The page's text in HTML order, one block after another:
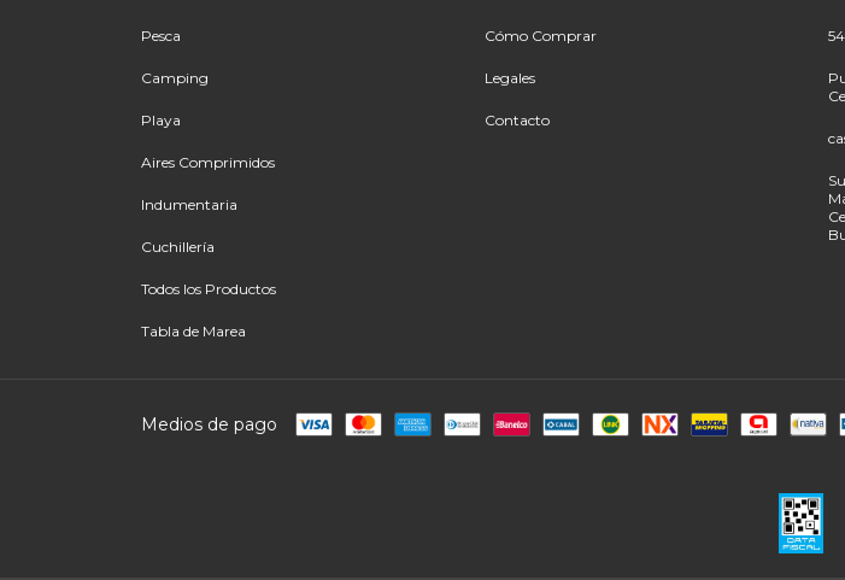
Pesca
Camping
Playa
Aires Comprimidos
Indumentaria
Cuchillería
Todos los Productos
Tabla de Marea
Cómo Comprar
Legales
Contacto
Medios de pago